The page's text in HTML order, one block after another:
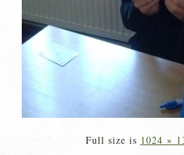
Full size is 1024 ×